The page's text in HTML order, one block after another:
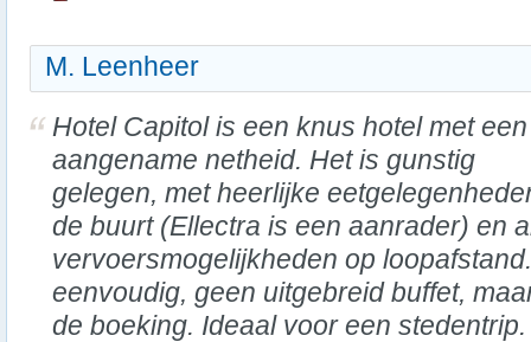
M. Leenheer
Hotel Capitol is een knus hotel met een
aangename netheid. Het is gunstig
gelegen, met heerlijke
de buurt (Ellectra is een aanrader) en
vervoersmogelijkheden op
eenvoudig, geen uitgebreid buffet,
de boeking. Ideaal voor een